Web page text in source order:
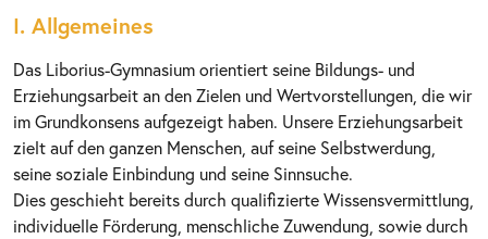
I. Allgemeines
Das Liborius-Gymnasium orientiert seine Bildungs- und
Erziehungsarbeit an den Zielen und Wertvorstellungen, die wir
im Grundkonsens aufgezeigt haben. Unsere Erziehungsarbeit
zielt auf den ganzen Menschen, auf seine Selbstwerdung,
seine soziale Einbindung und seine Sinnsuche.
Dies geschieht bereits durch qualifizierte Wissensvermittlung,
individuelle Förderung, menschliche Zuwendung, sowie durch